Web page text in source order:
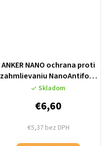
ANKER NANO ochrana proti
zahmlievaniu NanoAntifog,
150 ml
Skladom
€5,37 bez DPH
€6,60